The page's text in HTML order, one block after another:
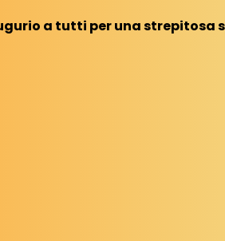
a tutti per una strepitosa